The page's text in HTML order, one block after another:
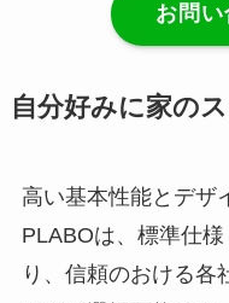
お問
自分好みに家の
高い基本性能とデザ
PLABOは、標準仕
り、信頼のおける各